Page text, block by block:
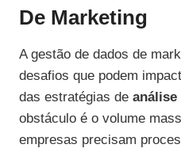
De Marketing
A gestão de dados de
desafios que podem
das estratégias de análise
obstáculo é o volume
empresas precisam